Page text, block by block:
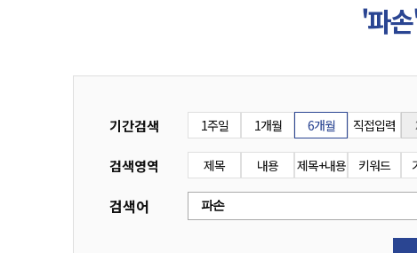
'파
기간검색 1주일 1개월 6개월 직접입력
검색영역 제목 내용 제목+내용 키워드
검색어